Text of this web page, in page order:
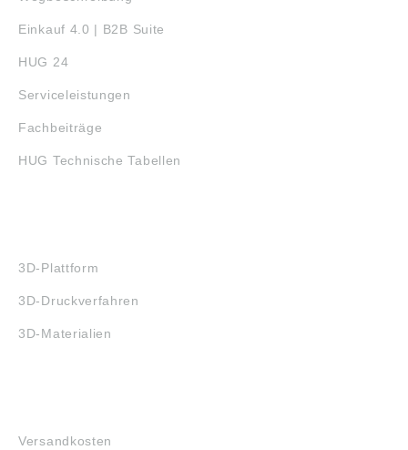
Einkauf 4.0 | B2B Suite
HUG 24
Serviceleistungen
Fachbeiträge
HUG Technische Tabellen
3D-Plattform
3D-Druckverfahren
3D-Materialien
Versandkosten